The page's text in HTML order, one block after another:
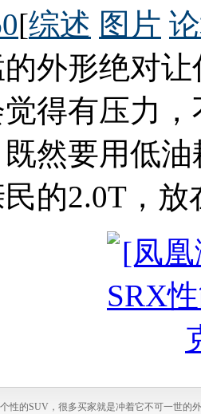
[综述 图片
外形绝对
得有压力
然要用低
的2.0T，
个性的SUV，很多买家就是冲着它不可一世